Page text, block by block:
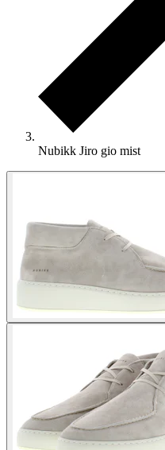
Nubikk Jiro gio mist